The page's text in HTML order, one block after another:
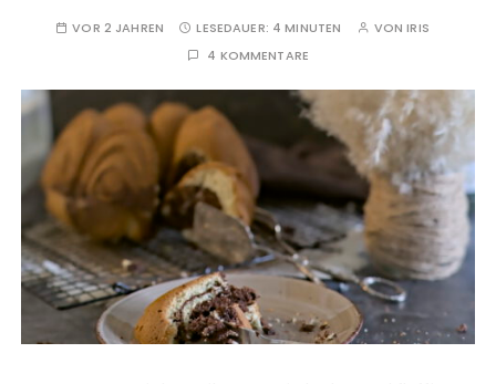
VOR 2 JAHREN LESEDAUER: 4 MINUTEN VONIRIS
4 KOMMENTARE